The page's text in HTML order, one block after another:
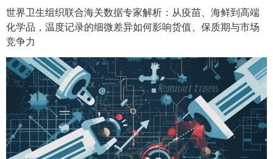
世界卫生组织联合海关数据专家解析：从疫苗、海鲜到高端
化学品，温度记录的细微差异如何影响货值、保质期与市场
竞争力